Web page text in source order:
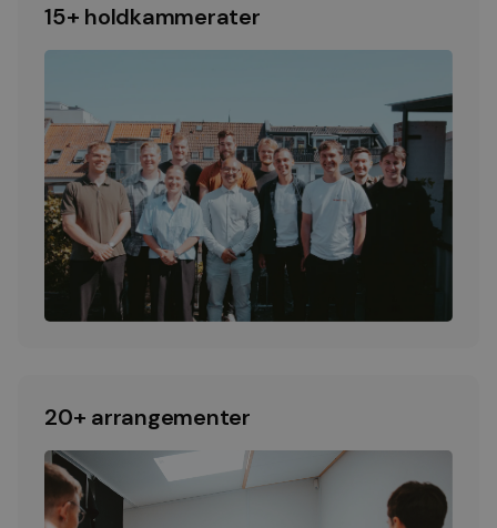
15+ holdkammerater
20+ arrangementer